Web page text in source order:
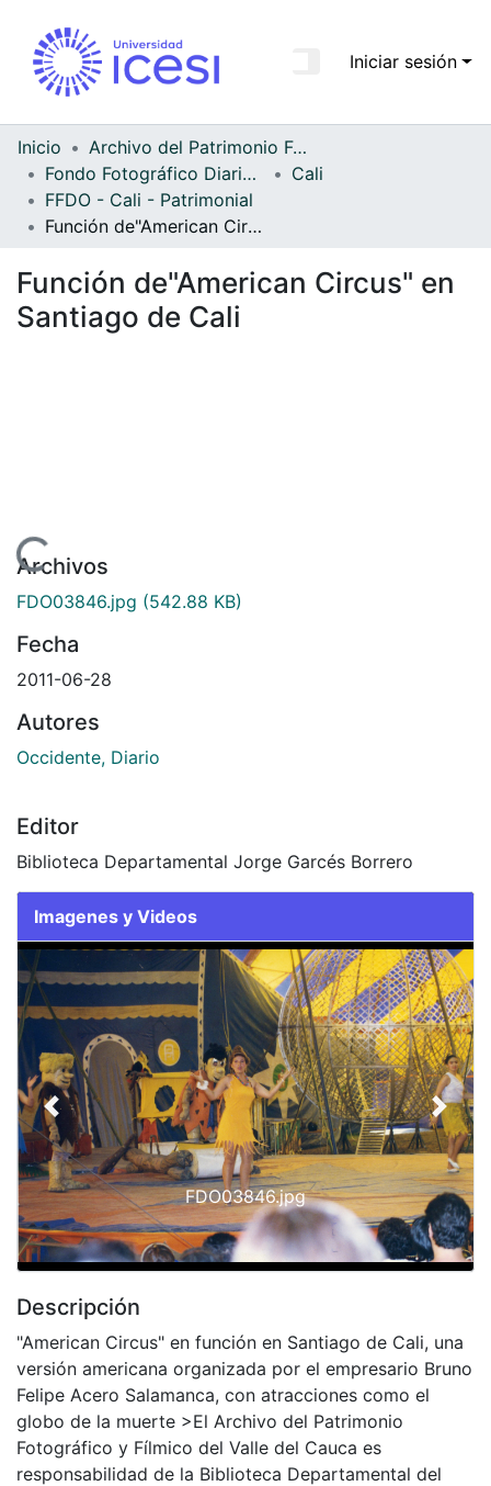
Todo DSpace
Estadísticas
Iniciar sesión
Inicio
Archivo del Patrimonio Fotográfico y Fílmico del Valle del Cauca
Fondo Fotográfico Diario Occidente
Cali
FFDO - Cali - Patrimonial
Función de"American Circus" en Santiago de Cali
Función de"American Circus" en
Santiago de Cali
Archivos
FDO03846.jpg (542.88 KB)
Fecha
2011-06-28
Autores
Occidente, Diario
Editor
Biblioteca Departamental Jorge Garcés Borrero
Imagenes y Videos
Slide 1 of 1
FDO03846.jpg
Previous Next
Descripción
"American Circus" en función en Santiago de Cali, una
versión americana organizada por el empresario Bruno
Felipe Acero Salamanca, con atracciones como el
globo de la muerte >El Archivo del Patrimonio
Fotográfico y Fílmico del Valle del Cauca es
responsabilidad de la Biblioteca Departamental del